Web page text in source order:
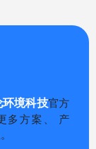
境科技官方
多方案、 产